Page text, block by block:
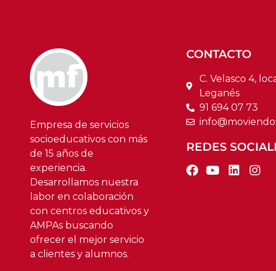
Empresa de servicios
socioeducativos con más
de 15 años de
experiencia.
Desarrollamos nuestra
labor en colaboración
con centros educativos y
AMPAs buscando
ofrecer el mejor servicio
a clientes y alumnos.
CONTACTO
C. Velasco 4,
Leganés
91 694 07 73
REDES